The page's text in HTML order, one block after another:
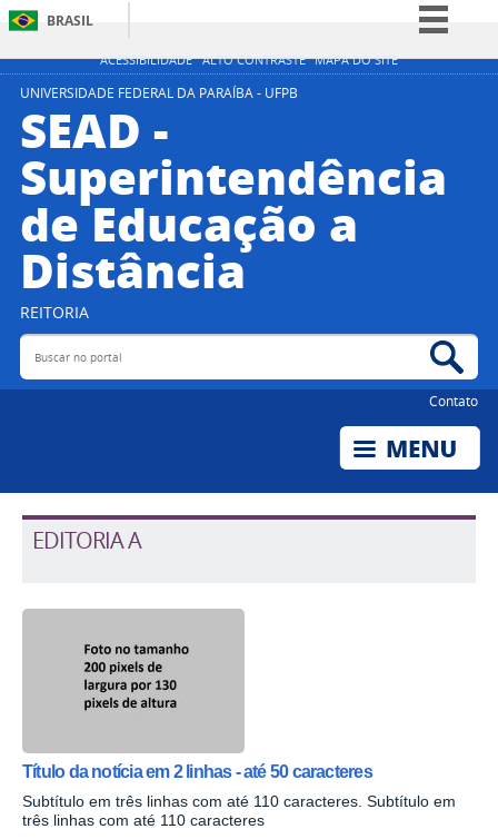
ACESSIBILIDADE ALTO CONTRASTE MAPA DO SITE
BRASIL
Simplifique!
Acesso à informação
Legislação
Canais
UNIVERSIDADE FEDERAL DA PARAÍBA - UFPB
SEAD -
Superintendência
de Educação a
Distância
REITORIA
Buscar no portal
Contato
EDITORIA A
Título da notícia em 2 linhas - até 50 caracteres
Subtítulo em três linhas com até 110 caracteres. Subtítulo em
três linhas com até 110 caracteres